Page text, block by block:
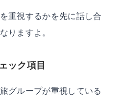
重視するかを先に話し合
りますよ。
ック項目
グループが重視している